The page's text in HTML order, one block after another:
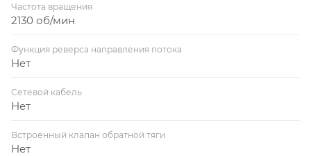
Частота вращения
2130 об/мин
Функция реверса направления потока
Нет
Сетевой кабель
Нет
Встроенный клапан обратной тяги
Нет